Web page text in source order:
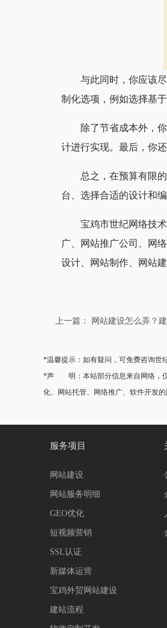
与此同时，你应该
制化选项，例如选择基
除了节省成本外，
计进行实现。最后，你
总之，在预算有限
台、选择合适的设计和
宝鸡市世纪网络技
广、网站推广公司、网
设计、网站制作、网站
上一篇： 网站建设怎么弄？
*温馨提示：如有疑问，可免费咨询世
*声 明：本站部分信息来自网络，仅
化、网站托管、网络推广、软件开发
服务项目
网站建设
网站服务明细
GEO优化
短视频营销
SSL认证
新媒体运营
宝鸡外贸网站建设
建站流程